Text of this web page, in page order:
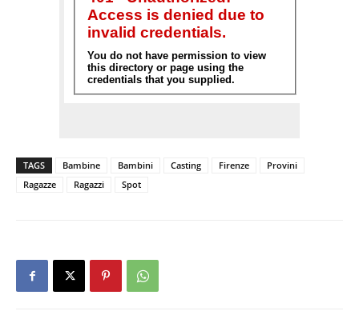
TAGS Bambine Bambini Casting Firenze
Provini
Ragazze
Ragazzi Spot